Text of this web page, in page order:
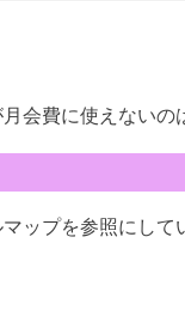
会費に使えないの
ップを参照にして